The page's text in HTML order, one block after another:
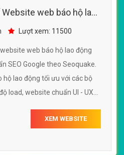
web báo hộ lao
Lượt xem: 11500
web báo hộ lao động
SEO Google theo Seoquake.
hộ lao động tối ưu với các bộ
load, website chuẩn UI - UX
XEM WEBSITE